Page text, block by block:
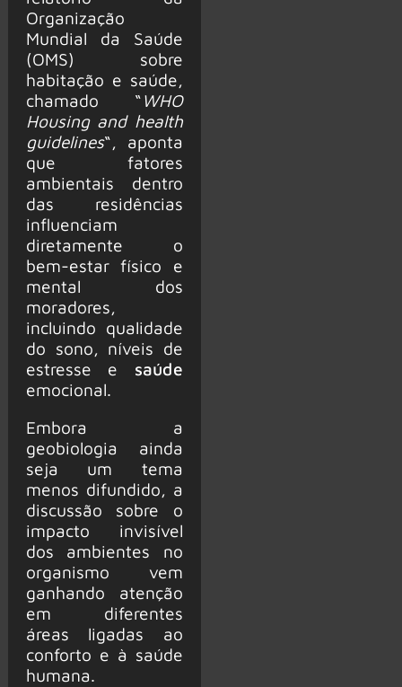
Organização
Mundial da Saúde
(OMS) sobre
habitação e saúde,
chamado “WHO
Housing and health
guidelines“, aponta
que fatores
ambientais dentro
das residências
influenciam
diretamente o
bem-estar físico e
mental dos
moradores,
incluindo qualidade
do sono, níveis de
estresse e saúde
emocional.
Embora a
geobiologia ainda
seja um tema
menos difundido, a
discussão sobre o
impacto invisível
dos ambientes no
organismo vem
ganhando atenção
em diferentes
áreas ligadas ao
conforto e à saúde
humana.